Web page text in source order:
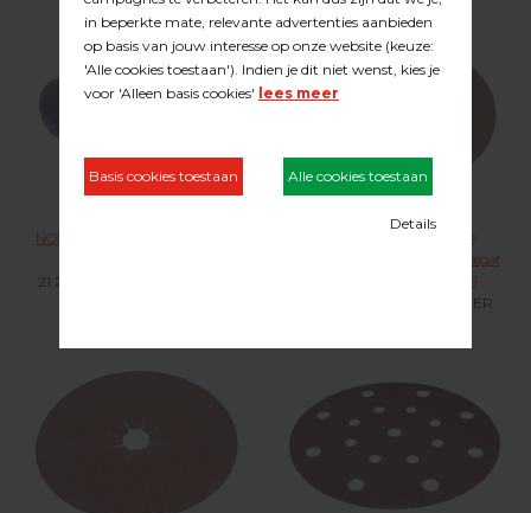
NORTON Red Heat schuurbanden
21.24.XXX KLIK VOOR MEER
NORTON Aluminiumoxide
kantenschuurschijf Ø 175 mm. asgat
22 mm. klitbevestiging H231
21.34.XXX KLIK VOOR MEER